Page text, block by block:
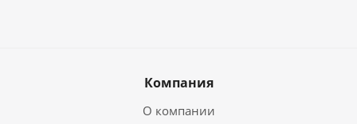
Компания
О компании